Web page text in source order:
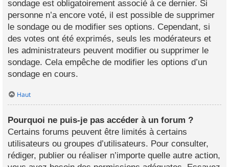
sondage est obligatoirement associé à ce dernier. Si
personne n’a encore voté, il est possible de supprimer
le sondage ou de modifier ses options. Cependant, si
des votes ont été exprimés, seuls les modérateurs et
les administrateurs peuvent modifier ou supprimer le
sondage. Cela empêche de modifier les options d’un
sondage en cours.
Haut
Pourquoi ne puis-je pas accéder à un forum ?
Certains forums peuvent être limités à certains
utilisateurs ou groupes d’utilisateurs. Pour consulter,
rédiger, publier ou réaliser n’importe quelle autre action,